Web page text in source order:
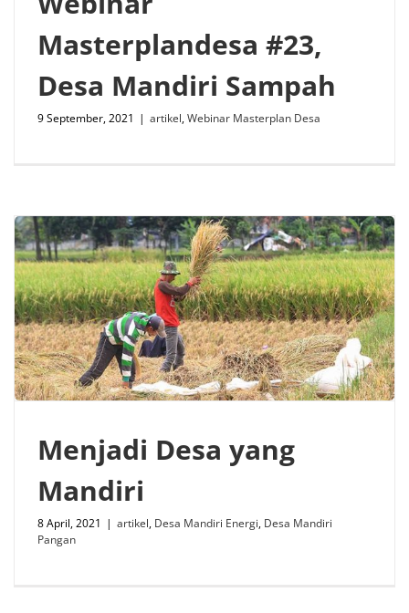
Masterplandesa #23,
Desa Mandiri Sampah
9 September, 2021 | artikel,Webinar Masterplan Desa
Menjadi Desa yang
Mandiri
8 April, 2021 | artikel, Desa Mandiri Energi, Desa Mandiri
Pangan